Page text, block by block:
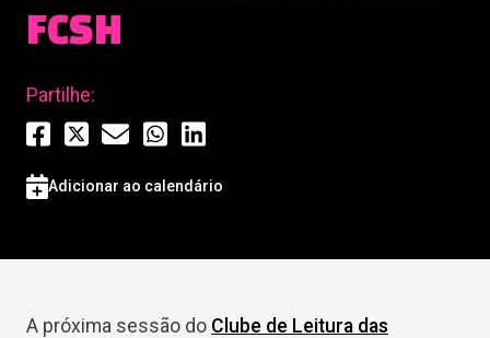
FCSH
Partilhe:
Adicionar ao calendário
A próxima sessão do Clube de Leitura das